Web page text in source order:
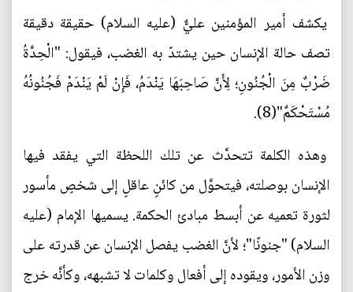
يكشف أمير المؤمنين عليٌّ (عليه السلام) حقيقة دقيقة
تصف حالة الإنسان حين يشتدّ به الغضب، فيقول: "الْحِدَّةُ
ضَرْبٌ مِنَ الْجُنُونِ؛ لِأَنَّ صَاحِبَهَا يَنْدَمُ، فَإِنْ لَمْ يَنْدَمْ فَجُنُونُهُ
مُسْتَحْكَمٌ"(8).
وهذه الكلمة تتحدَّث عن تلك اللحظة التي يفقد فيها
الإنسان بوصلته، فيتحوَّل من كائنٍ عاقلٍ إلى شخصٍ مأسور
لثورة تعميه عن أبسط مبادئ الحكمة. يسميها الإمام (عليه
السلام) "جنونًا"؛ لأنَّ الغضب يفصل الإنسان عن قدرته على
وزن الأمور، ويقوده إلى أفعال وكلمات لا تشبهه، وكأنَّه خرج